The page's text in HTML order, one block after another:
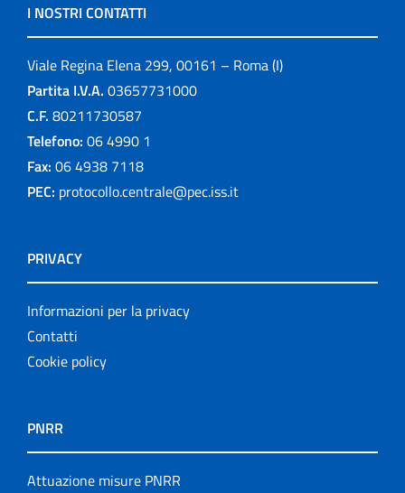
I NOSTRI CONTATTI
Viale Regina Elena 299, 00161 – Roma (I)
Partita I.V.A. 03657731000
C.F. 80211730587
Telefono: 06 4990 1
Fax: 06 4938 7118
PEC: protocollo.centrale@pec.iss.it
PRIVACY
Informazioni per la privacy
Contatti
Cookie policy
PNRR
Attuazione misure PNRR